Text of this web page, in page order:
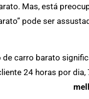
Mas, está
pode ser
carro barato
24 horas por dia,